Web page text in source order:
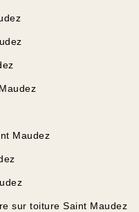
Maudez
sur toiture Saint Maudez